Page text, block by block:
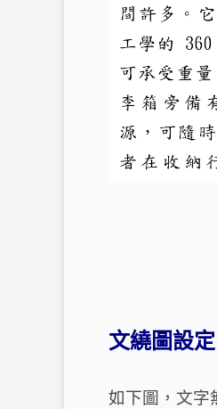
文繞圖設定
如下圖，文字